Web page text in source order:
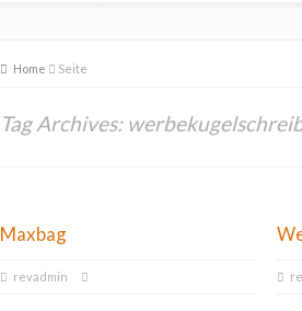
Home Seite
Tag Archives:
Maxbag
revadmin